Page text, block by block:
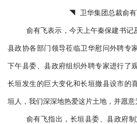
◥ 卫华集团总裁俞有
俞有飞表示，今天上午秦保建书记
县政协各部门领导莅临卫华慰问外聘专
下午县委、县政府组织外聘专家进行了
长垣发生的巨大变化和长垣撤县设市的
垣人，我们深深地热爱这片土地，并愿意
俞有飞指出，长垣县委、县政府